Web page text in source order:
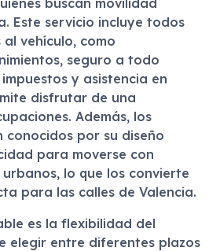
Este servicio incluye todos
vehículo, como
seguro a todo
y asistencia en
disfrutar de una
Además, los
conocidos por su diseño
para moverse con
lo que los convierte
para las calles de Valencia.
es la flexibilidad del
elegir entre diferentes plazos